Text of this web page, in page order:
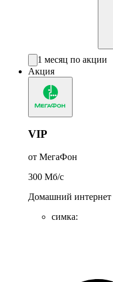
1 месяц по акции
Акция
VIP
от МегаФон
300 Мб/c
Домашний интернет
симка: